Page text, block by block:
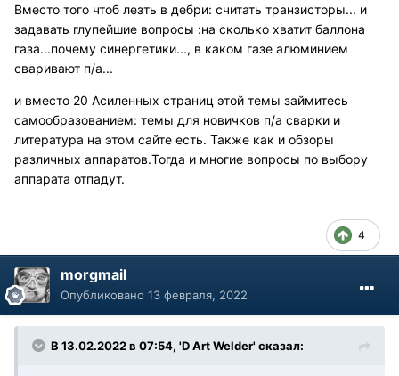
Вместо того чтоб лезть в дебри: считать транзисторы... и
задавать глупейшие вопросы :на сколько хватит баллона
газа...почему синергетики..., в каком газе алюминием
сваривают п/а...
и вместо 20 Асиленных страниц этой темы займитесь
самообразованием: темы для новичков п/а сварки и
литература на этом сайте есть. Также как и обзоры
различных аппаратов.Тогда и многие вопросы по выбору
аппарата отпадут.
4
morgmail
Опубликовано 13 февраля, 2022
В 13.02.2022 в 07:54, 'D Art Welder' сказал: